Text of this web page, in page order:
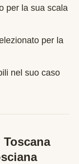
per la sua scala
per la
nel suo caso
Toscana